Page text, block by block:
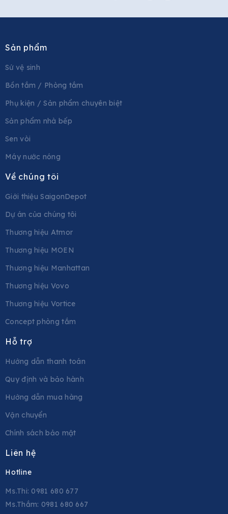
Sản phẩm
Sứ vệ sinh
Bồn tắm / Phòng tắm
Phụ kiện / Sản phẩm chuyên biệt
Sản phẩm nhà bếp
Sen vòi
Máy nước nóng
Về chúng tôi
Giới thiệu SaigonDepot
Dự án của chúng tôi
Thương hiệu Atmor
Thương hiệu MOEN
Thương hiệu Manhattan
Thương hiệu Vovo
Thương hiệu Vortice
Concept phòng tắm
Hỗ trợ
Hướng dẫn thanh toán
Quy định và bảo hành
Hướng dẫn mua hàng
Vận chuyển
Chính sách bảo mật
Liên hệ
Hotline
Ms.Thi: 0981 680 677
Ms.Thắm: 0981 680 667